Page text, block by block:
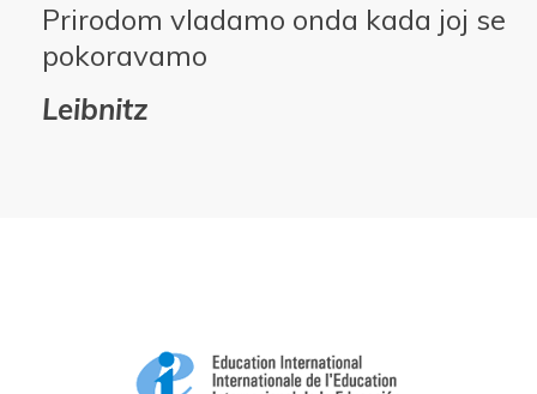
Prirodom vladamo onda kada joj se
pokoravamo
Leibnitz